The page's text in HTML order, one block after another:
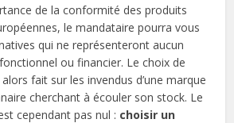
de la conformité des produits
le mandataire pourra vous
qui ne représenteront aucun
ou financier. Le choix de
fait sur les invendus d’une marque
cherchant à écouler son stock. Le
cependant pas nul : choisir un